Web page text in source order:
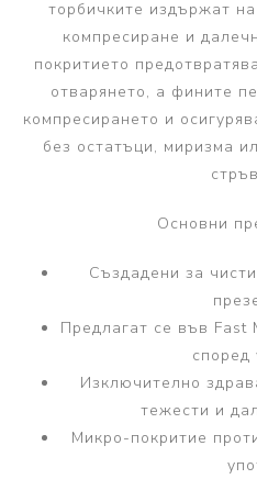
торбичките издържат
компресиране и
покритието
отварянето, а фините
компресирането и
без остатъци, миризма
Основни
Създадени за
Предлагат се във
според
Изключително
тежести и
Микро-покритие